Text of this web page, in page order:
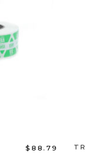
$ 88.79